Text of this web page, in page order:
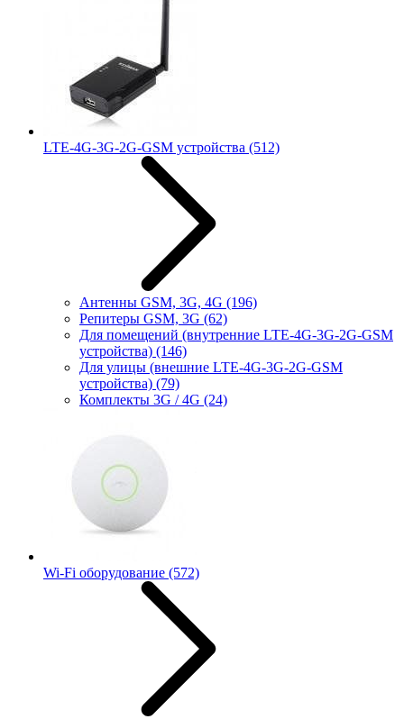
LTE-4G-3G-2G-GSM устройства (512)
Антенны GSM, 3G, 4G (196)
Репитеры GSM, 3G (62)
Для помещений (внутренние LTE-4G-3G-2G-GSM
устройства) (146)
Для улицы (внешние LTE-4G-3G-2G-GSM
устройства) (79)
Комплекты 3G / 4G (24)
Wi-Fi оборудование (572)